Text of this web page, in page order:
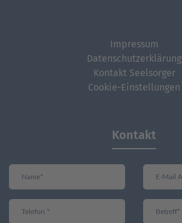
Impressum
Datenschutzerklärung
Kontakt Seelsorger
Cookie-Einstellungen
Kontakt